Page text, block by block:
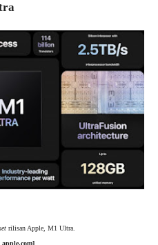
rilisan Apple, M1 Ultra.
apple.com]